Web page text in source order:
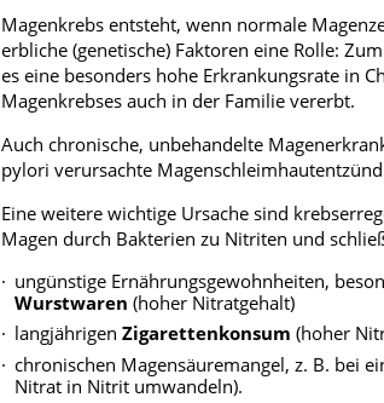
Magenkrebs entsteht, wenn normale
erbliche (genetische) Faktoren eine Rolle:
es eine besonders hohe Erkrankungsrate in
Magenkrebses auch in der Familie vererbt.
Auch chronische, unbehandelte
pylori verursachte
Eine weitere wichtige Ursache sind
Magen durch Bakterien zu Nitriten und
ungünstige Ernährungsgewohnheiten,
Wurstwaren (hoher Nitratgehalt)
langjährigenZigarettenkonsum(hoher
chronischen Magensäuremangel, z. B. bei
Nitrat in Nitrit umwandeln).